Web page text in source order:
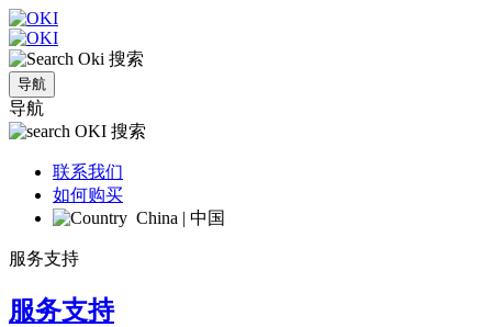
搜索
导航
导航
搜索
联系我们
如何购买
China | 中国
服务支持
服务支持